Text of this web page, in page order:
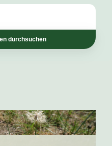
durchsuchen